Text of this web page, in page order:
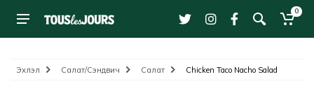
0
Эхлэл Салат/Сэндвич Салат Chicken Taco Nacho Salad